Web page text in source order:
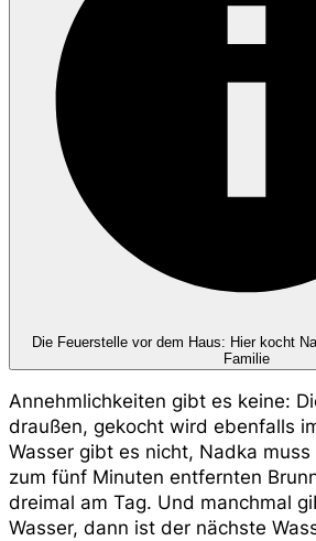
Die Feuerstelle vor dem Haus: Hier kocht
Familie
Annehmlichkeiten gibt es keine:
draußen, gekocht wird ebenfalls
Wasser gibt es nicht, Nadka
zum fünf Minuten entfernten
dreimal am Tag. Und manchmal
Wasser, dann ist der nächste